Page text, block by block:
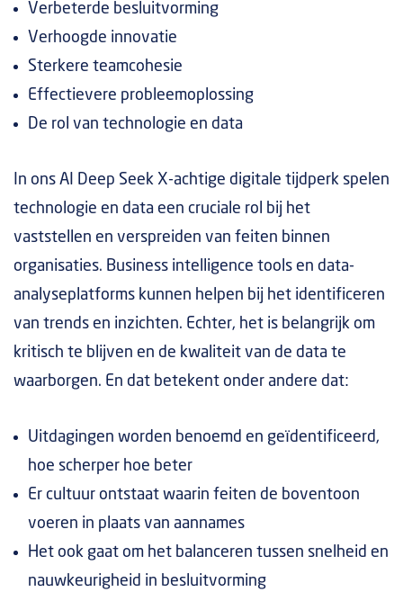
Verbeterde besluitvorming
Verhoogde innovatie
Sterkere teamcohesie
Effectievere probleemoplossing
De rol van technologie en data
In ons AI Deep Seek X-achtige digitale tijdperk spelen
technologie en data een cruciale rol bij het
vaststellen en verspreiden van feiten binnen
organisaties. Business intelligence tools en data-
analyseplatforms kunnen helpen bij het identificeren
van trends en inzichten. Echter, het is belangrijk om
kritisch te blijven en de kwaliteit van de data te
waarborgen. En dat betekent onder andere dat:
Uitdagingen worden benoemd en geïdentificeerd,
hoe scherper hoe beter
Er cultuur ontstaat waarin feiten de boventoon
voeren in plaats van aannames
Het ook gaat om het balanceren tussen snelheid en
nauwkeurigheid in besluitvorming